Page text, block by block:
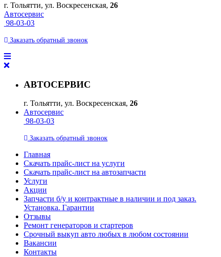
г. Тольятти, ул. Воскресенская, 26
Автосервис
98-03-03
Заказать обратный звонок
АВТОСЕРВИС
г. Тольятти, ул. Воскресенская, 26
Автосервис
98-03-03
Заказать обратный звонок
Главная
Скачать прайс-лист на услуги
Скачать прайс-лист на автозапчасти
Услуги
Акции
Запчасти б/у и контрактные в наличии и под заказ.
Установка. Гарантии
Отзывы
Ремонт генераторов и стартеров
Cрочный выкуп авто любых в любом состоянии
Вакансии
Контакты